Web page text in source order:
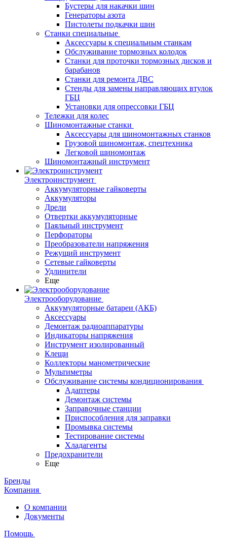
Бустеры для накачки шин
Генераторы азота
Пистолеты подкачки шин
Станки специальные
Аксессуары к специальным станкам
Обслуживание тормозных колодок
Станки для проточки тормозных дисков и
барабанов
Станки для ремонта ДВС
Стенды для замены направляющих втулок
ГБЦ
Установки для опрессовки ГБЦ
Тележки для колес
Шиномонтажные станки
Аксессуары для шиномонтажных станков
Грузовой шиномонтаж, спецтехника
Легковой шиномонтаж
Шиномонтажный инструмент
Электроинструмент
Аккумуляторные гайковерты
Аккумуляторы
Дрели
Отвертки аккумуляторные
Паяльный инструмент
Перфораторы
Преобразователи напряжения
Режущий инструмент
Сетевые гайковерты
Удлинители
Еще
Электрооборудование
Аккумуляторные батареи (АКБ)
Аксессуары
Демонтаж радиоаппаратуры
Индикаторы напряжения
Инструмент изолированный
Клещи
Коллекторы манометрические
Мультиметры
Обслуживание системы кондиционирования
Адаптеры
Демонтаж системы
Заправочные станции
Приспособления для заправки
Промывка системы
Тестирование системы
Хладагенты
Предохранители
Еще
Бренды
Компания
О компании
Документы
Помощь